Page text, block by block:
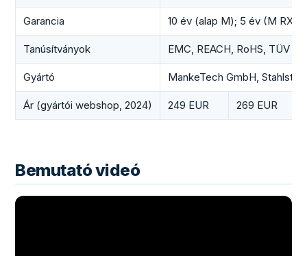
Garancia 10 év (alap M); 5 év (M RX
Tanúsítványok EMC, REACH, RoHS, TÜV
Gyártó MankeTech GmbH,
Ár (gyártói webshop, 2024) 249 EUR 269 EUR
Bemutató videó